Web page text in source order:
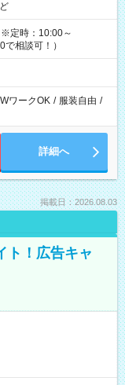
定時：10:00～
相談可！）
ワークOK / 服装自由 /
詳細へ
掲載日：2026.08.03
ト！広告キャ